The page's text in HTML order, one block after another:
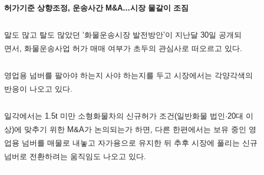
허가기준 상향조정, 운송사간 M&A…시장 물갈이 조짐
말도 많고 탈도 많았던 ‘화물운송시장 발전방안’이 지난달 30일 공개되
면서, 화물운송사업 허가 매매 여부가 초두의 관심사로 떠오르고 있다.
영업용 넘버를 팔아야 하는지 사야 하는지를 두고 시장에서는 각양각색의
반응이 나오고 있다.
일각에서는 1.5t 미만 소형화물차의 신규허가 조건(일반화물 법인·20대 이
상)에 맞추기 위한 M&A가 논의되는가 하면, 다른 한편에서는 보유 중인 영
업용 넘버를 매물로 내놓고 자가용으로 유지한 뒤 추후 시장에 풀리는 신규
넘버로 전환하려는 움직임도 나오고 있다.